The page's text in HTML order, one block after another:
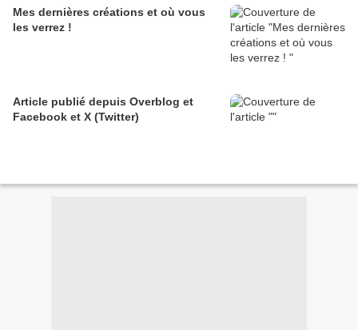
Mes dernières créations et où vous
les verrez !
Article publié depuis Overblog et
Facebook et X (Twitter)